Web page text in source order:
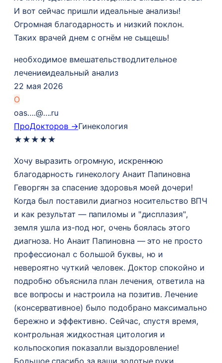
И вот сейчас пришли идеальные анализы!
Огромная благодарность и низкий поклон.
Таких врачей днем с огнём не сыщешь!
необходимое вмешательстводлительное
лечениеидеальный анализ
22 мая 2026
O
oas….@….ru
ПроДокторов →Гинекология
★ ★ ★ ★ ★
Хочу выразить огромную, искреннюю
благодарность гинекологу Анаит Папиновна
Геворгян за спасение здоровья моей дочери!
Когда был поставили диагноз носительство ВПЧ
и как результат — папиломы и "дисплазия",
земля ушла из-под ног, очень боялась этого
диагноза. Но Анаит Папиновна — это не просто
профессионал с большой буквы, но и
невероятно чуткий человек. Доктор спокойно и
подробно объяснила план лечения, ответила на
все вопросы и настроила на позитив. Лечение
(консервативное) было подобрано максимально
бережно и эффективно. Сейчас, спустя время,
контрольная жидкостная цитология и
кольпоскопия показалли выздоровление!
Большое спасибо за ваши золотые руки,